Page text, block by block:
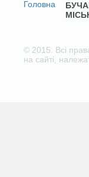
© 2015. Всі
на сайті,